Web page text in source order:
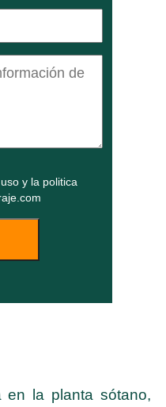
y la politica
en la planta sótano,